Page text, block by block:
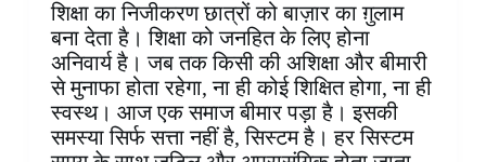
शिक्षा का निजीकरण छात्रों को बाज़ार का ग़ुलाम
बना देता है। शिक्षा को जनहित के लिए होना
अनिवार्य है। जब तक किसी की अशिक्षा और बीमारी
से मुनाफा होता रहेगा, ना ही कोई शिक्षित होगा, ना ही
स्वस्थ। आज एक समाज बीमार पड़ा है। इसकी
समस्या सिर्फ सत्ता नहीं है, सिस्टम है। हर सिस्टम